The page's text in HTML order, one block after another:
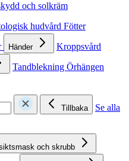
och solkräm
hudvård Fötter
Händer Kroppsvård
Tandblekning Örhängen
Tillbaka
Se alla
och skrubb